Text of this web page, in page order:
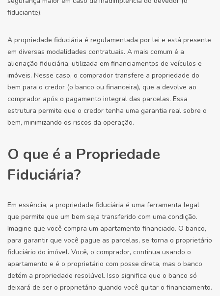
fiduciante).
A propriedade fiduciária é regulamentada por lei e está presente
em diversas modalidades contratuais. A mais comum é a
alienação fiduciária, utilizada em financiamentos de veículos e
imóveis. Nesse caso, o comprador transfere a propriedade do
bem para o credor (o banco ou financeira), que a devolve ao
comprador após o pagamento integral das parcelas. Essa
estrutura permite que o credor tenha uma garantia real sobre o
bem, minimizando os riscos da operação.
O que é a Propriedade
Fiduciária?
Em essência, a propriedade fiduciária é uma ferramenta legal
que permite que um bem seja transferido com uma condição.
Imagine que você compra um apartamento financiado. O banco,
para garantir que você pague as parcelas, se torna o proprietário
fiduciário do imóvel. Você, o comprador, continua usando o
apartamento e é o proprietário com posse direta, mas o banco
detém a propriedade resolúvel. Isso significa que o banco só
deixará de ser o proprietário quando você quitar o financiamento.